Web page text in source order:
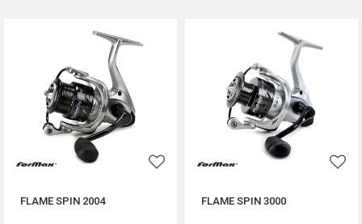
FLAME SPIN 2004 FLAME SPIN 3000